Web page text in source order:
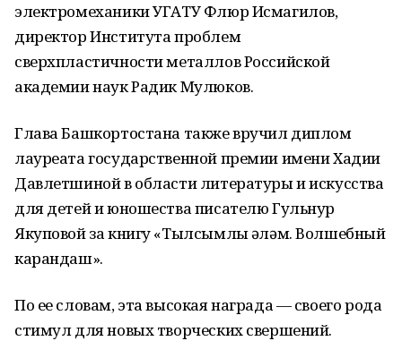
электромеханики УГАТУ Флюр Исмагилов,
директор Института проблем
сверхпластичности металлов Российской
академии наук Радик Мулюков.
Глава Башкортостана также вручил диплом
лауреата государственной премии имени Хадии
Давлетшиной в области литературы и искусства
для детей и юношества писателю Гульнур
Якуповой за книгу «Тылсымлы ҡәләм. Волшебный
карандаш».
По ее словам, эта высокая награда — своего рода
стимул для новых творческих свершений.